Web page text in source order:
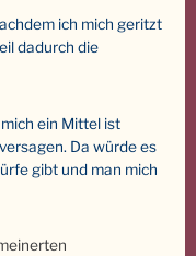
ich mich geritzt
dadurch die
ein Mittel ist
Da würde es
gibt und man mich